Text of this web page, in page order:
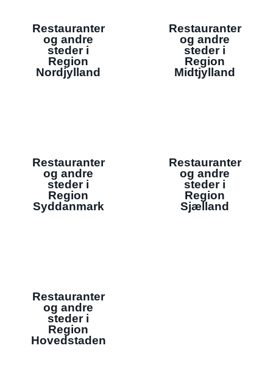
Restauranter
og andre
steder i
Region
Nordjylland
Restauranter
og andre
steder i
Region
Midtjylland
Restauranter
og andre
steder i
Region
Syddanmark
Restauranter
og andre
steder i
Region
Sjælland
Restauranter
og andre
steder i
Region
Hovedstaden